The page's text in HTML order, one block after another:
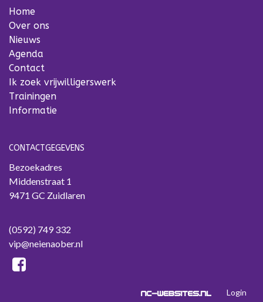
Home
Over ons
Nieuws
Agenda
Contact
Ik zoek vrijwilligerswerk
Trainingen
Informatie
CONTACTGEGEVENS
Bezoekadres
Middenstraat 1
9471 GC Zuidlaren
(0592) 749 332
vip@neienaober.nl
Login